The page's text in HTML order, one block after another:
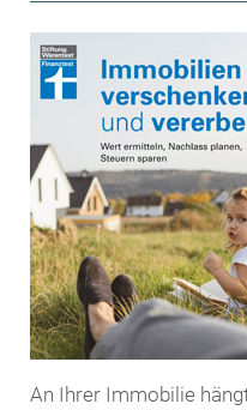
An Ihrer Immobilie